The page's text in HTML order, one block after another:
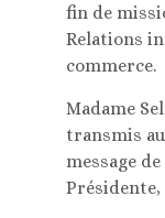
fin de
Relations
commerce.
Madame
transmis
message